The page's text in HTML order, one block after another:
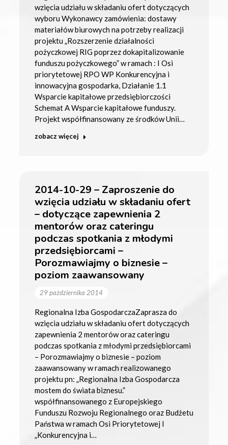
wzięcia udziału w składaniu ofert dotyczących
wyboru Wykonawcy zamówienia: dostawy
materiałów biurowych na potrzeby realizacji
projektu „Rozszerzenie działalności
pożyczkowej RIG poprzez dokapitalizowanie
funduszu pożyczkowego” w ramach : I Osi
priorytetowej RPO WP Konkurencyjna i
innowacyjna gospodarka, Działanie 1.1
Wsparcie kapitałowe przedsiębiorczości
Schemat A Wsparcie kapitałowe funduszy.
Projekt współfinansowany ze środków Unii…
zobacz więcej
2014-10-29 – Zaproszenie do
wzięcia udziału w składaniu ofert
– dotyczące zapewnienia 2
mentorów oraz cateringu
podczas spotkania z młodymi
przedsiębiorcami –
Porozmawiajmy o biznesie –
poziom zaawansowany
29 października 2014
Regionalna Izba GospodarczaZaprasza do
wzięcia udziału w składaniu ofert dotyczących
zapewnienia 2 mentorów oraz cateringu
podczas spotkania z młodymi przedsiębiorcami
– Porozmawiajmy o biznesie – poziom
zaawansowany w ramach realizowanego
projektu pn: „Regionalna Izba Gospodarcza
mostem do świata biznesu.”
współfinansowanego z Europejskiego
Funduszu Rozwoju Regionalnego oraz Budżetu
Państwa w ramach Osi Priorytetowej I
„Konkurencyjna i…